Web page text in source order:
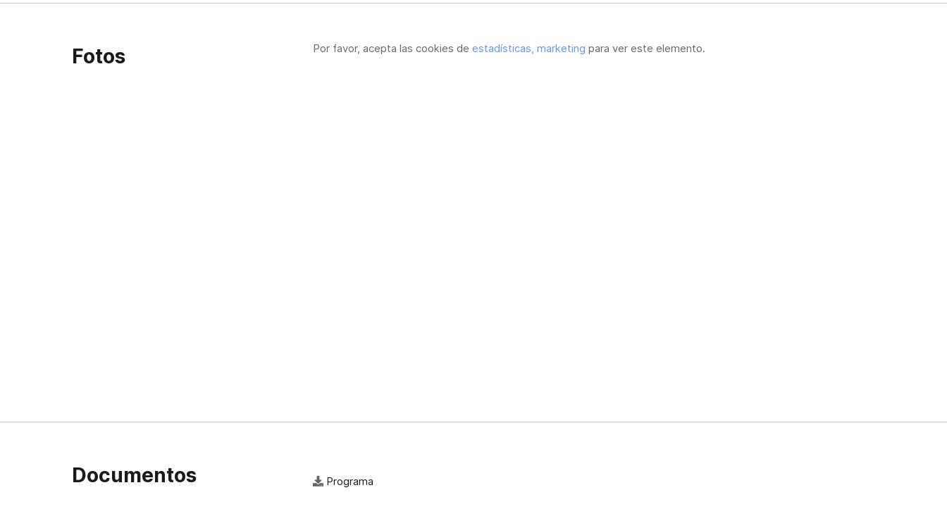
Fotos Por favor, acepta las cookies de estadísticas, marketing para ver este elemento.
Documentos Programa